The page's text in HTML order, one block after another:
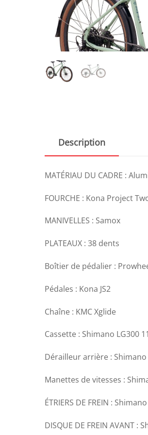
Description
MATÉRIAU DU CADRE :
FOURCHE : Kona Project
MANIVELLES : Samox
PLATEAUX : 38 dents
Boîtier de pédalier :
Pédales : Kona JS2
Chaîne : KMC Xglide
Cassette : Shimano LG300
Dérailleur arrière : Shimano
Manettes de vitesses :
ÉTRIERS DE FREIN :
DISQUE DE FREIN AVANT :